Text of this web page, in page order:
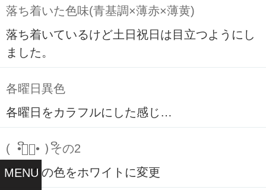
MENU
落ち着いた色味(青基調×薄赤×薄黄)
落ち着いているけど土日祝日は目立つようにし
ました。
各曜日異色
各曜日をカラフルにした感じ…
( ິ•ᆺ⃘• )ິその2
リンクの色をホワイトに変更